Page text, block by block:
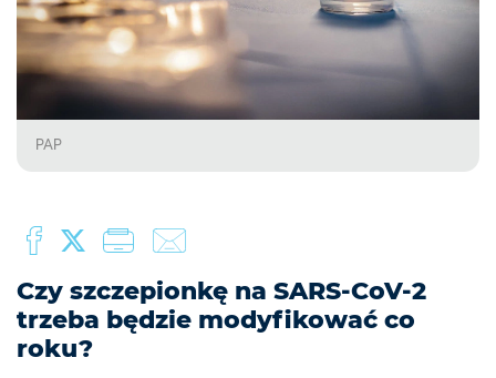
PAP
Czy szczepionkę na SARS-CoV-2
trzeba będzie modyfikować co
roku?